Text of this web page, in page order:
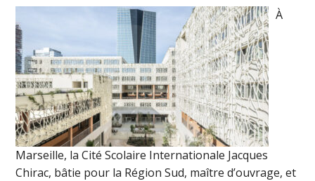
À
Marseille, la Cité Scolaire Internationale Jacques
Chirac, bâtie pour la Région Sud, maître d’ouvrage, et